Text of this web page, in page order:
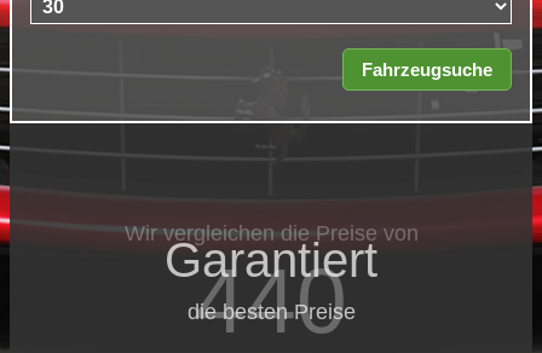
Wir vergleichen die Preise von
440
Garantiert
die besten Preise